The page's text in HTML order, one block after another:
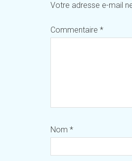
Votre adresse e-mail
Commentaire *
Nom *